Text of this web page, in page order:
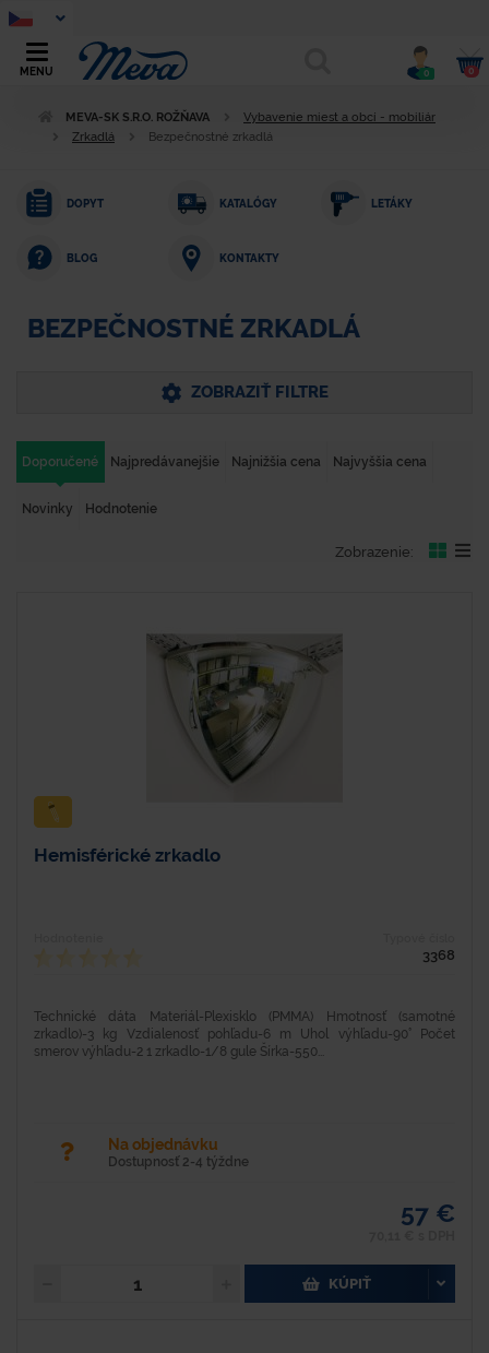
MENU 0 0
MEVA-SK S.R.O. ROŽŇAVA
Vybavenie miest a obcí - mobiliár
Zrkadlá
Bezpečnostné zrkadlá
DOPYT KATALÓGY LETÁKY
BLOG KONTAKTY
BEZPEČNOSTNÉ ZRKADLÁ
ZOBRAZIŤ FILTRE
Doporučené Najpredávanejšie Najnižšia cena Najvyššia cena
Novinky Hodnotenie
Zobrazenie:
Hemisférické zrkadlo
3368
Technické dáta Materiál-Plexisklo (PMMA) Hmotnosť (samotné
zrkadlo)-3 kg Vzdialenosť pohľadu-6 m Uhol výhľadu-90° Počet
smerov výhľadu-2 1 zrkadlo-1/8 gule Šírka-550...
Na objednávku
Dostupnosť 2-4 týždne
57 €
KÚPIŤ